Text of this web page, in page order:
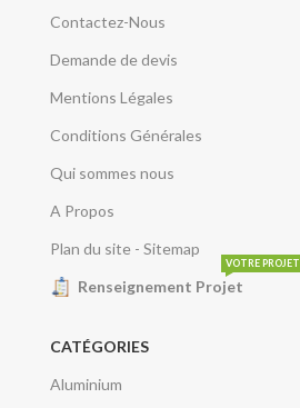
Contactez-Nous
Demande de devis
Mentions Légales
Conditions Générales
Qui sommes nous
A Propos
Plan du site - Sitemap
Renseignement Projet
VOTRE PROJET
CATÉGORIES
Aluminium